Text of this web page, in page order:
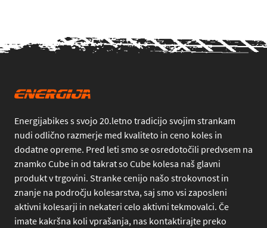
Energijabikes s svojo 20.letno tradicijo svojim strankam
nudi odlično razmerje med kvaliteto in ceno koles in
dodatne opreme. Pred leti smo se osredotočili predvsem na
znamko Cube in od takrat so Cube kolesa naš glavni
produkt v trgovini. Stranke cenijo našo strokovnost in
znanje na področju kolesarstva, saj smo vsi zaposleni
aktivni kolesarji in nekateri celo aktivni tekmovalci. Če
imate kakršna koli vprašanja, nas kontaktirajte preko